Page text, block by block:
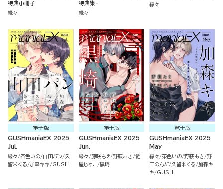
特典小冊子
縁々
特典集-
縁々
縁々
電子版
GUSHmaniaEX 2025
Jul.
縁々 茶色いの 山田パン 久
留米くる 加森キキ GUSH
電子版
GUSHmaniaEX 2025
Jun.
縁々 藤咲もえ 野萩あき 飴
屋じゃこ 黒埼
電子版
GUSHmaniaEX 2025
May
縁々 茶色いの 野萩あき 野
田のんだ 久留米くる 加森キ
キ
GUSH